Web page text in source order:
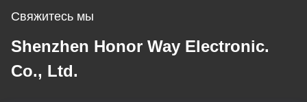
Свяжитесь мы
Shenzhen Honor Way Electronic.
Co., Ltd.